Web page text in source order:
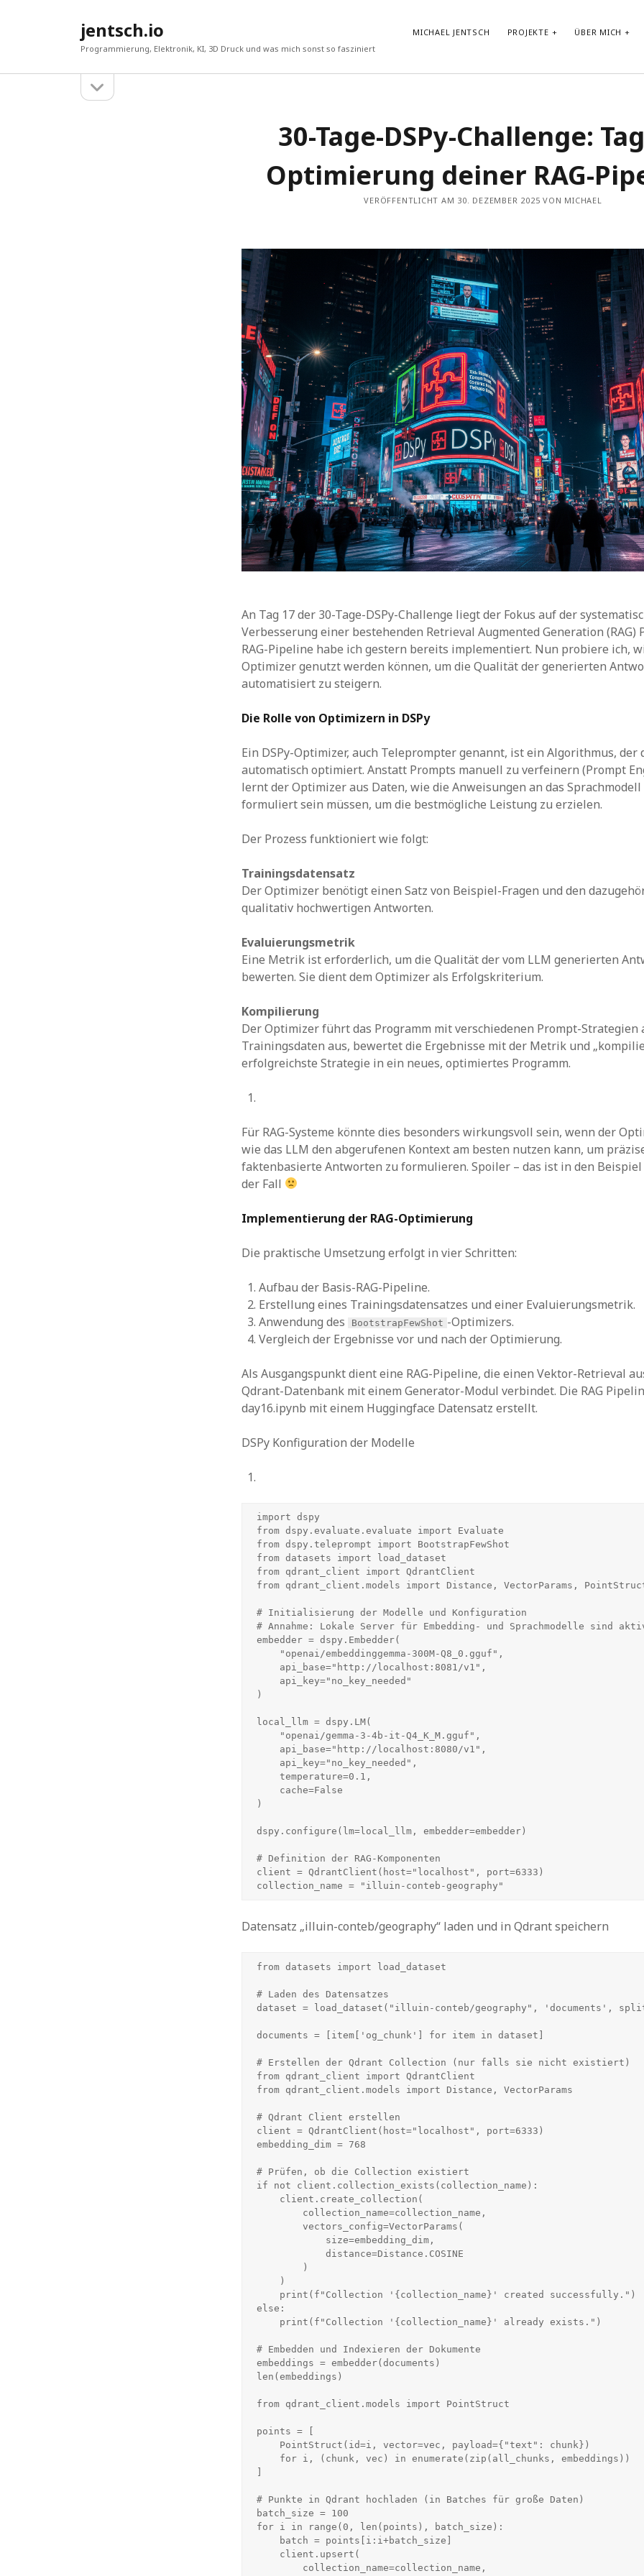
jentsch.io
Programmierung, Elektronik, KI, 3D Druck und was mich sonst so fasziniert
MICHAEL JENTSCH PROJEKTE ÜBER MICH
öffnen
Vibe-Coding im Google AI Studio: „LyricLens“
Vom Shader zum atmosphärischen Android Hintergrund
Test von GLM-4.7-Flash in Ollama auf HP ZBook Ultra G1a mit
AMD Ryzen AI Max+ PRO 395 Notebook
Prompt Repetition: Einfache Performance-Steigerung für LLMs
ohne Reasoning
30-Tage-DSPy-Challenge:
Optimierung deiner RAG-
VERÖFFENTLICHT AM 30. DEZEMBER 2025 VON MICHAEL
An Tag 17 der 30-Tage-DSPy-Challenge liegt der Fokus auf der
Verbesserung einer bestehenden Retrieval Augmented Generation (RAG)
RAG-Pipeline habe ich gestern bereits implementiert. Nun probiere ich,
Optimizer genutzt werden können, um die Qualität der generierten
automatisiert zu steigern.
Die Rolle von Optimizern in DSPy
Ein DSPy-Optimizer, auch Teleprompter genannt, ist ein Algorithmus, der
automatisch optimiert. Anstatt Prompts manuell zu verfeinern (Prompt
lernt der Optimizer aus Daten, wie die Anweisungen an das Sprachmodell
formuliert sein müssen, um die bestmögliche Leistung zu erzielen.
Der Prozess funktioniert wie folgt:
Trainingsdatensatz
Der Optimizer benötigt einen Satz von Beispiel-Fragen und den
qualitativ hochwertigen Antworten.
Evaluierungsmetrik
Eine Metrik ist erforderlich, um die Qualität der vom LLM generierten
bewerten. Sie dient dem Optimizer als Erfolgskriterium.
Kompilierung
Der Optimizer führt das Programm mit verschiedenen Prompt-Strategien
Trainingsdaten aus, bewertet die Ergebnisse mit der Metrik und
erfolgreichste Strategie in ein neues, optimiertes Programm.
Für RAG-Systeme könnte dies besonders wirkungsvoll sein, wenn der
wie das LLM den abgerufenen Kontext am besten nutzen kann, um
faktenbasierte Antworten zu formulieren. Spoiler – das ist in den
der Fall
Implementierung der RAG-Optimierung
Die praktische Umsetzung erfolgt in vier Schritten:
Aufbau der Basis-RAG-Pipeline.
Erstellung eines Trainingsdatensatzes und einer Evaluierungsmetrik.
Anwendung des
BootstrapFewShot -Optimizers.
Vergleich der Ergebnisse vor und nach der Optimierung.
Als Ausgangspunkt dient eine RAG-Pipeline, die einen Vektor-Retrieval
Qdrant-Datenbank mit einem Generator-Modul verbindet. Die RAG
day16.ipynb mit einem Huggingface Datensatz erstellt.
DSPy Konfiguration der Modelle
import dspy
from dspy.evaluate.evaluate import Evaluate
from dspy.teleprompt import BootstrapFewShot
from datasets import load_dataset
from qdrant_client import QdrantClient
from qdrant_client.models import Distance, VectorParams,
# Initialisierung der Modelle und Konfiguration
# Annahme: Lokale Server für Embedding- und Sprachmodelle sind
embedder = dspy.Embedder(
)
local_llm = dspy.LM(
)
dspy.configure(lm=local_llm, embedder=embedder)
# Definition der RAG-Komponenten
client = QdrantClient(host="localhost", port=6333)
collection_name = "illuin-conteb-geography"
Datensatz „illuin-conteb/geography“ laden und in Qdrant speichern
from datasets import load_dataset
# Laden des Datensatzes
dataset = load_dataset("illuin-conteb/geography", 'documents',
documents = [item['og_chunk'] for item in dataset]
# Erstellen der Qdrant Collection (nur falls sie nicht existiert)
from qdrant_client import QdrantClient
from qdrant_client.models import Distance, VectorParams
# Qdrant Client erstellen
client = QdrantClient(host="localhost", port=6333)
embedding_dim = 768
# Prüfen, ob die Collection existiert
if not client.collection_exists(collection_name):
else:
# Embedden und Indexieren der Dokumente
embeddings = embedder(documents)
len(embeddings)
from qdrant_client.models import PointStruct
points = [
# Punkte in Qdrant hochladen (in Batches für große Daten)
batch_size = 100
for i in range(0, len(points), batch_size):